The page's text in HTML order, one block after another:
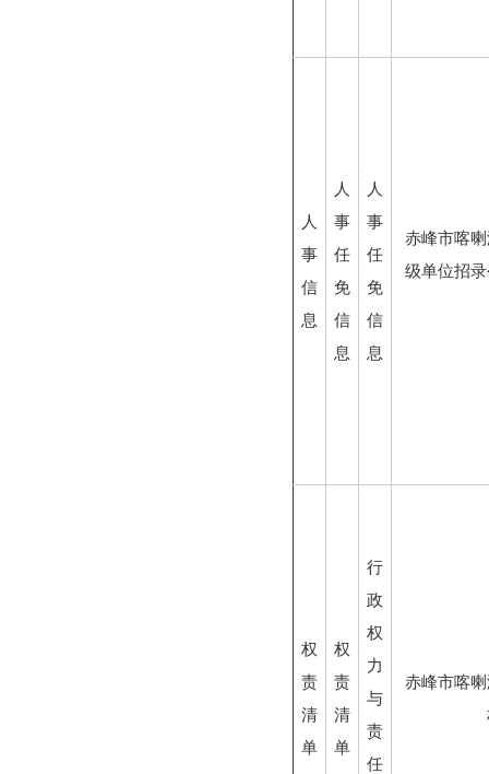
人
事
信
息
人
事
任
免
信
息
人
事
任
免
信
息
赤峰市喀
级单位招
权
责
清
单
权
责
清
单
行
政
权
力
与
责
任
赤峰市喀